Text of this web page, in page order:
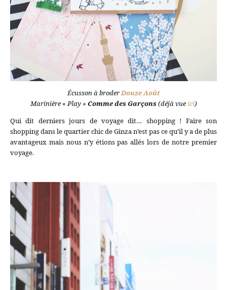
Écusson à broderDouze Août
Marinière«Play » Comme des Garçons(déjà vueici)
Qui dit derniers jours de voyage dit… shopping ! Faire son
shopping dans le quartier chic de Ginza n’est pas ce qu’il y a de plus
avantageux mais nous n’y étions pas allés lors de notre premier
voyage.